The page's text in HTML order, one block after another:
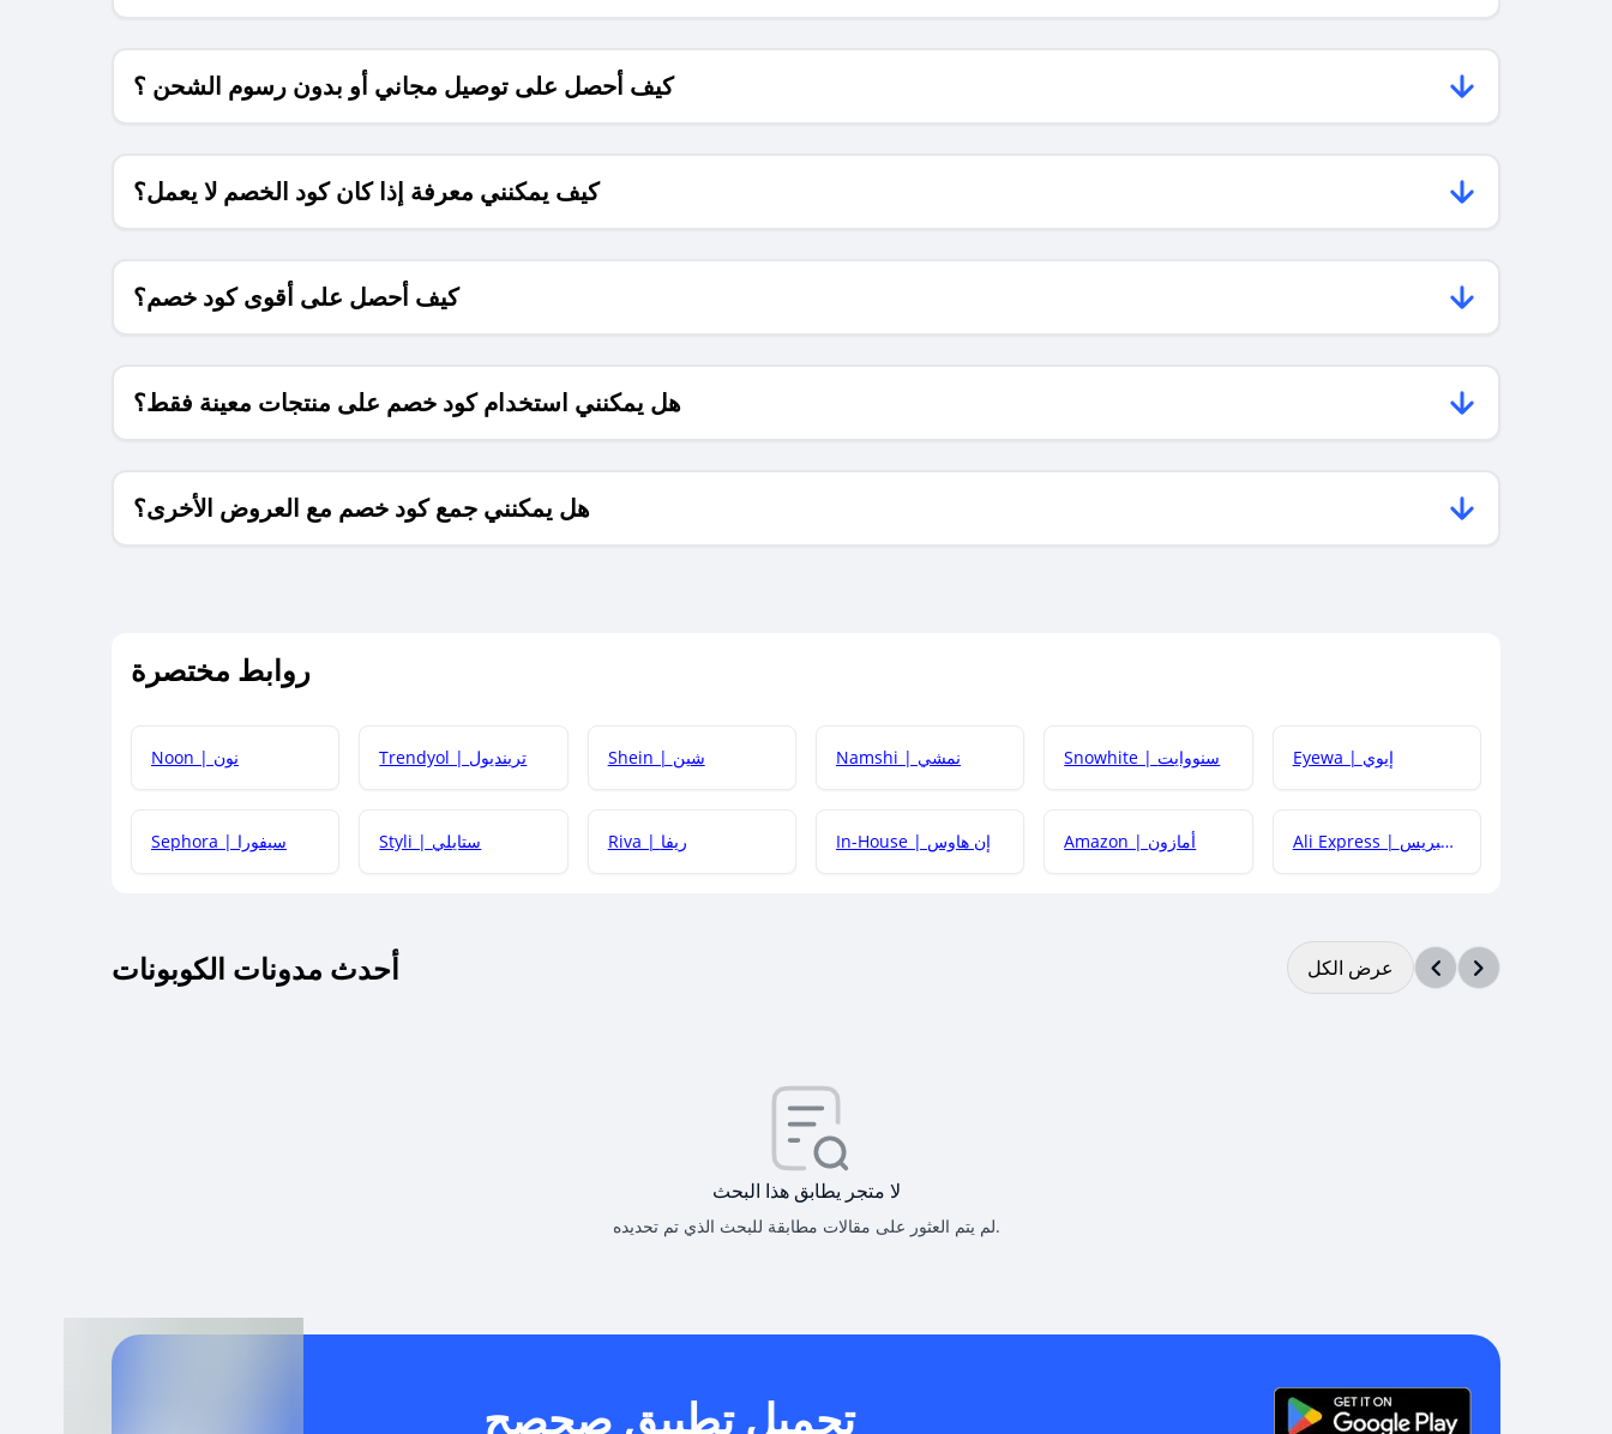
كيف أحصل على توصيل مجاني أو بدون رسوم الشحن ؟
كيف يمكنني معرفة إذا كان كود الخصم لا يعمل؟
كيف أحصل على أقوى كود خصم؟
هل يمكنني استخدام كود خصم على منتجات معينة فقط؟
هل يمكنني جمع كود خصم مع العروض الأخرى؟
روابط مختصرة
Noon | نون Trendyol | ترينديول Shein | شين Namshi | نمشي Snowhite | سنووايت Eyewa | إيوي
Sephora | سيفورا Styli | ستايلي Riva | ريفا In-House | إن هاوس Amazon | أمازون Ali Express | علي إكسبريس
أحدث مدونات الكوبونات عرض الكل
لا متجر يطابق هذا البحث
لم يتم العثور على مقالات مطابقة للبحث الذي تم تحديده.
تحميل تطبيق صحصح